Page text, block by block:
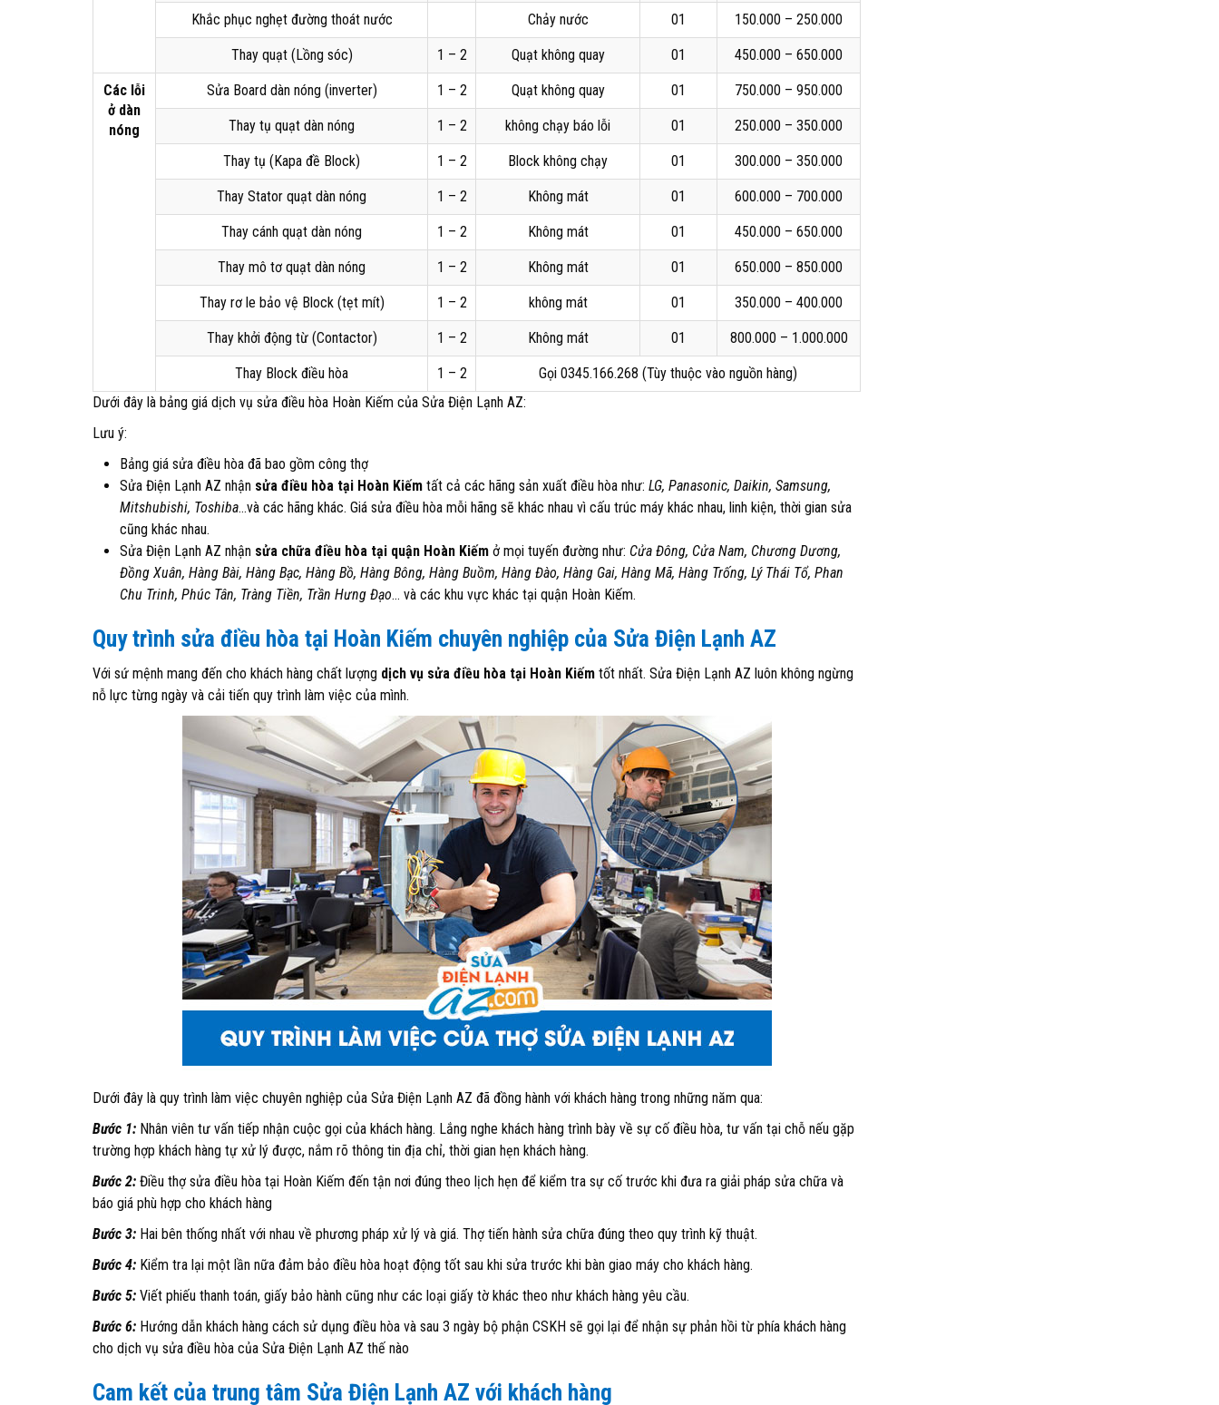
Khắc phục nghẹt đường thoát nước Chảy nước 01 150.000 – 250.000
Thay quạt (Lồng sóc) 1 – 2 Quạt không quay 01 450.000 – 650.000
Các lỗi
ở dàn
nóng
Sửa Board dàn nóng (inverter) 1 – 2 Quạt không quay 01 750.000 – 950.000
Thay tụ quạt dàn nóng 1 – 2 không chạy báo lỗi 01 250.000 – 350.000
Thay tụ (Kapa đề Block) 1 – 2 Block không chạy 01 300.000 – 350.000
Thay Stator quạt dàn nóng 1 – 2 Không mát 01 600.000 – 700.000
Thay cánh quạt dàn nóng 1 – 2 Không mát 01 450.000 – 650.000
Thay mô tơ quạt dàn nóng 1 – 2 Không mát 01 650.000 – 850.000
Thay rơ le bảo vệ Block (tẹt mít) 1 – 2 không mát 01 350.000 – 400.000
Thay khởi động từ (Contactor) 1 – 2 Không mát 01 800.000 – 1.000.000
Thay Block điều hòa 1 – 2
Gọi 0345.166.268 (Tùy thuộc vào nguồn hàng)
Dưới đây là bảng giá dịch vụ sửa điều hòa Hoàn Kiếm của Sửa Điện Lạnh AZ:
Lưu ý:
Bảng giá sửa điều hòa đã bao gồm công thợ
Sửa Điện Lạnh AZ nhận sửa điều hòa tại Hoàn Kiếm tất cả các hãng sản xuất điều hòa như: LG, Panasonic, Daikin, Samsung,
Mitshubishi, Toshiba…và các hãng khác. Giá sửa điều hòa mỗi hãng sẽ khác nhau vì cấu trúc máy khác nhau, linh kiện, thời gian sửa
cũng khác nhau.
Sửa Điện Lạnh AZ nhận sửa chữa điều hòa tại quận Hoàn Kiếm ở mọi tuyến đường như: Cửa Đông, Cửa Nam, Chương Dương,
Đồng Xuân, Hàng Bài, Hàng Bạc, Hàng Bồ, Hàng Bông, Hàng Buồm, Hàng Đào, Hàng Gai, Hàng Mã, Hàng Trống, Lý Thái Tổ, Phan
Chu Trinh, Phúc Tân, Tràng Tiền, Trần Hưng Đạo… và các khu vực khác tại quận Hoàn Kiếm.
Quy trình sửa điều hòa tại Hoàn Kiếm chuyên nghiệp của Sửa Điện Lạnh AZ
Với sứ mệnh mang đến cho khách hàng chất lượng dịch vụ sửa điều hòa tại Hoàn Kiếm tốt nhất. Sửa Điện Lạnh AZ luôn không ngừng
nỗ lực từng ngày và cải tiến quy trình làm việc của mình.
Dưới đây là quy trình làm việc chuyên nghiệp của Sửa Điện Lạnh AZ đã đồng hành với khách hàng trong những năm qua:
Bước 1: Nhân viên tư vấn tiếp nhận cuộc gọi của khách hàng. Lắng nghe khách hàng trình bày về sự cố điều hòa, tư vấn tại chỗ nếu gặp
trường hợp khách hàng tự xử lý được, nắm rõ thông tin địa chỉ, thời gian hẹn khách hàng.
Bước 2: Điều thợ sửa điều hòa tại Hoàn Kiếm đến tận nơi đúng theo lịch hẹn để kiểm tra sự cố trước khi đưa ra giải pháp sửa chữa và
báo giá phù hợp cho khách hàng
Bước 3: Hai bên thống nhất với nhau về phương pháp xử lý và giá. Thợ tiến hành sửa chữa đúng theo quy trình kỹ thuật.
Bước 4: Kiểm tra lại một lần nữa đảm bảo điều hòa hoạt động tốt sau khi sửa trước khi bàn giao máy cho khách hàng.
Bước 5: Viết phiếu thanh toán, giấy bảo hành cũng như các loại giấy tờ khác theo như khách hàng yêu cầu.
Bước 6: Hướng dẫn khách hàng cách sử dụng điều hòa và sau 3 ngày bộ phận CSKH sẽ gọi lại để nhận sự phản hồi từ phía khách hàng
cho dịch vụ sửa điều hòa của Sửa Điện Lạnh AZ thế nào
Cam kết của trung tâm Sửa Điện Lạnh AZ với khách hàng